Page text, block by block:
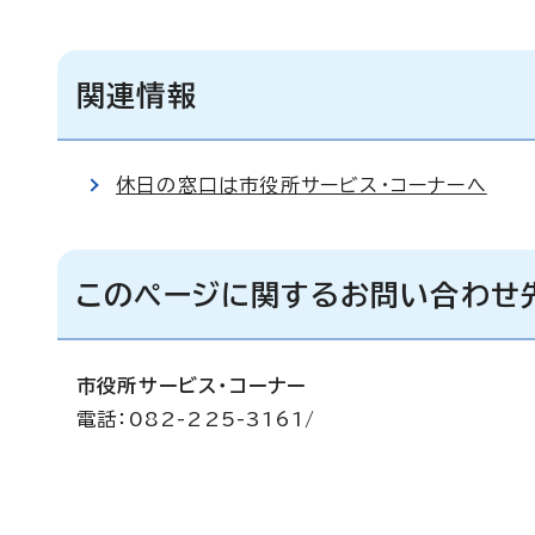
関連情報
休日の窓口は市役所サービス・コーナーへ
このページに関するお問い合わせ
市役所サービス・コーナー
電話：082-225-3161/